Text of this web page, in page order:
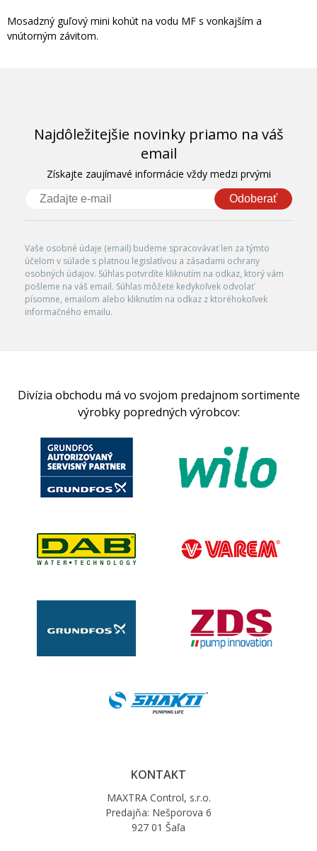
Mosadzný guľový mini kohút na vodu MF s vonkajším a
vnútorným závitom.
Najdôležitejšie novinky priamo na váš
email
Získajte zaujímavé informácie vždy medzi prvými
Odoberať
Vaše osobné údaje (email) budeme spracovávať len za týmto
účelom v súlade s platnou legislatívou a zásadami ochrany
osobných údajov. Súhlas potvrdíte kliknutím na odkaz, ktorý vám
pošleme na váš email. Súhlas môžete kedykoľvek odvolať
písomne, emailom alebo kliknutím na odkaz z ktoréhokoľvek
informačného emailu.
Divízia obchodu má vo svojom predajnom sortimente
výrobky popredných výrobcov:
KONTAKT
MAXTRA Control, s.r.o.
Predajňa: Nešporova 6
927 01 Šaľa